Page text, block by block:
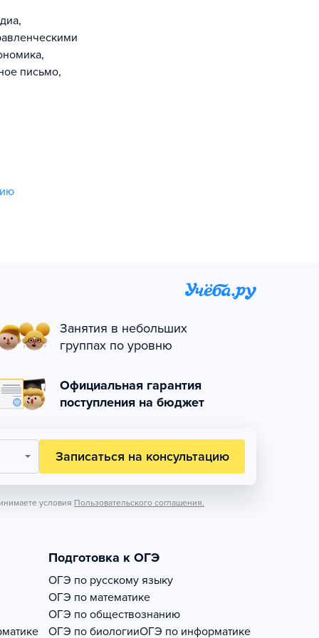
письмо,
Занятия в небольших
группах по уровню
Официальная гарантия
поступления на бюджет
Записаться на консультацию
условия Пользовательского соглашения.
Подготовка к ОГЭ
ОГЭ по русскому языку
ОГЭ по математике
ОГЭ по обществознанию
ОГЭ по биологииОГЭ по информатике